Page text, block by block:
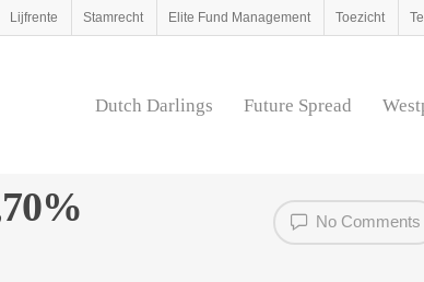
Lijfrente Stamrecht Elite Fund Management Toezicht
Dutch Darlings Future Spread
No Comments